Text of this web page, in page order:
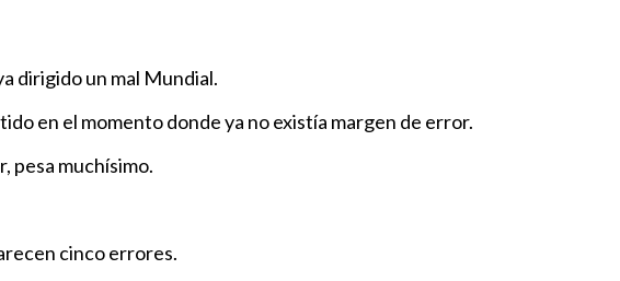
dirigido un mal Mundial.
en el momento donde ya no existía margen de error.
pesa muchísimo.
cinco errores.